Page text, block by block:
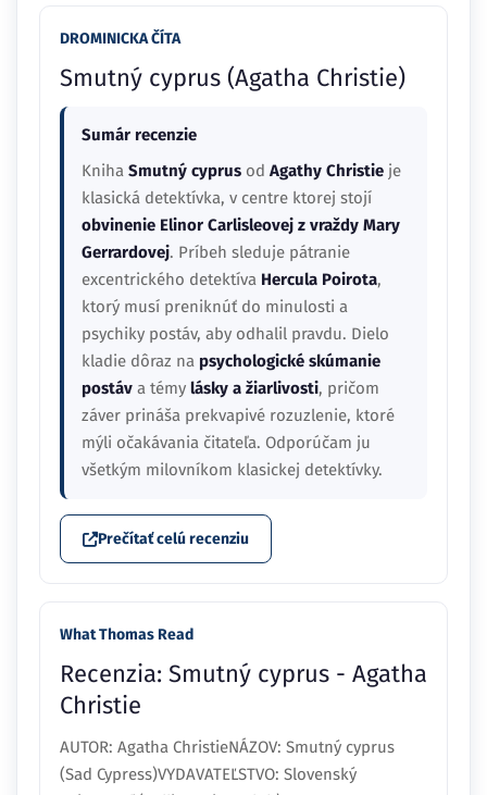
DROMINICKA ČÍTA
Smutný cyprus (Agatha Christie)
Sumár recenzie
Kniha Smutný cyprus od Agathy Christie je
klasická detektívka, v centre ktorej stojí
obvinenie Elinor Carlisleovej z vraždy Mary
Gerrardovej. Príbeh sleduje pátranie
excentrického detektíva Hercula Poirota,
ktorý musí preniknúť do minulosti a
psychiky postáv, aby odhalil pravdu. Dielo
kladie dôraz na psychologické skúmanie
postáv a témy lásky a žiarlivosti, pričom
záver prináša prekvapivé rozuzlenie, ktoré
mýli očakávania čitateľa. Odporúčam ju
všetkým milovníkom klasickej detektívky.
Prečítať celú recenziu
What Thomas Read
Recenzia: Smutný cyprus - Agatha
Christie
AUTOR: Agatha ChristieNÁZOV: Smutný cyprus
(Sad Cypress)VYDAVATEĽSTVO: Slovenský